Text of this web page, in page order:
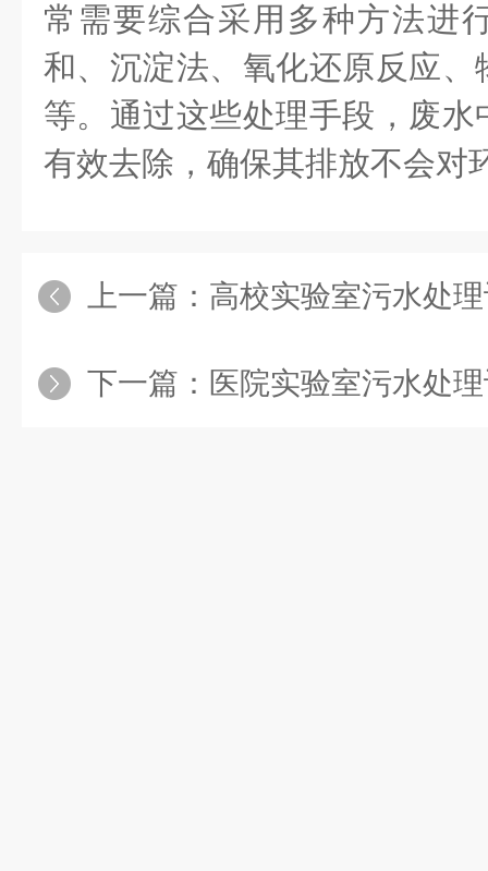
常需要综合采用多种方法进
和、沉淀法、氧化还原反应
等。通过这些处理手段，废
有效去除，确保其排放不会对
上一篇： 高校实验室污水处理设
下一篇： 医院实验室污水处